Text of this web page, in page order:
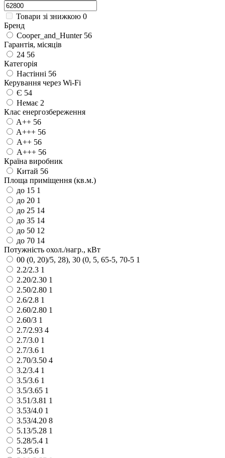
Товари зі знижкою 0
Бренд
Cooper_and_Hunter 56
Гарантія, місяців
24 56
Категорія
Настінні 56
Керування через Wi-Fi
Є 54
Немає 2
Клас енергозбереження
A++ 56
A+++ 56
А++ 56
А+++ 56
Країна виробник
Китай 56
Площа приміщення (кв.м.)
до 15 1
до 20 1
до 25 14
до 35 14
до 50 12
до 70 14
Потужність охол./нагр., кВт
00 (0, 20)/5, 28), 30 (0, 5, 65-5, 70-5 1
2.2/2.3 1
2.20/2.30 1
2.50/2.80 1
2.6/2.8 1
2.60/2.80 1
2.60/3 1
2.7/2.93 4
2.7/3.0 1
2.7/3.6 1
2.70/3.50 4
3.2/3.4 1
3.5/3.6 1
3.5/3.65 1
3.51/3.81 1
3.53/4.0 1
3.53/4.20 8
5.13/5.28 1
5.28/5.4 1
5.3/5.6 1